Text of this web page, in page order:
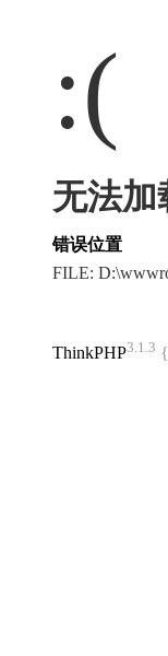
:(
无法加
错误位置
FILE:
ThinkPHP3.1.3